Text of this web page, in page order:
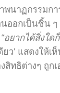
พนาฏกรรมก
ออกเป็นชิ้น
“อยากได้สิ่งใ
ว’ แสดงให้เ
ทธิต่างๆ ถูกเ